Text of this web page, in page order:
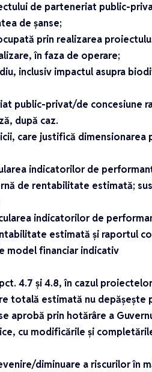
de parteneriat public-
de șanse;
prin realizarea
în faza de operare;
inclusiv impactul asupra
public-privat/de concesiune
după caz.
care justifică
indicatorilor de
de rentabilitate estimată;
indicatorilor de
estimată și raportul
model financiar indicativ
4.7 și 4.8, în cazul
totală estimată nu depășește
aprobă prin hotărâre a
cu modificările și
diminuare a riscurilor în